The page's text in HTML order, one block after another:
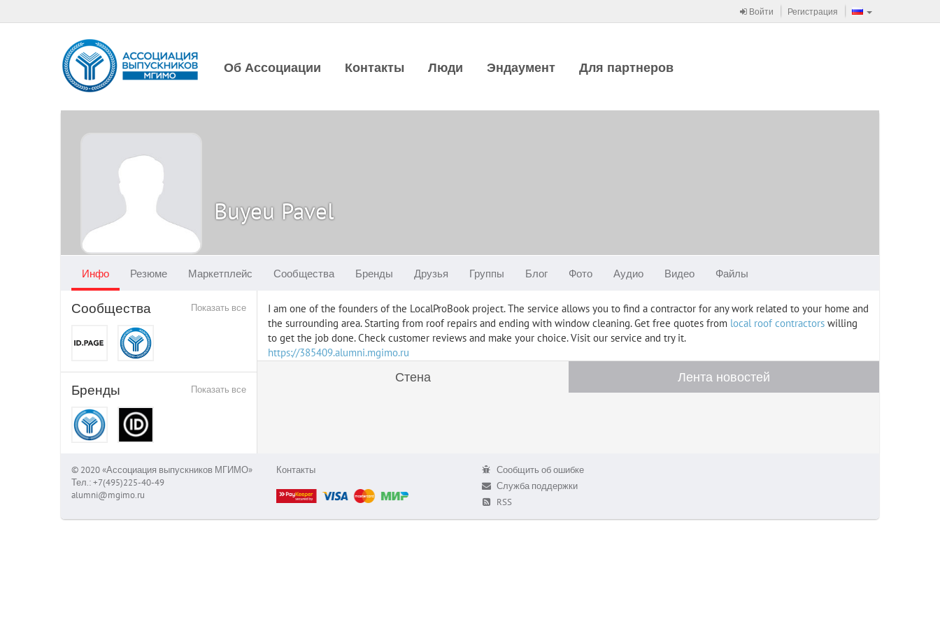
Войти Регистрация
Об Ассоциации Контакты Люди Эндаумент Для партнеров
Buyeu Pavel
Инфо Резюме Маркетплейс Сообщества Бренды Друзья Группы Блог Фото Аудио Видео Файлы
Показать все
Сообщества
Показать все
Бренды
I am one of the founders of the LocalProBook project. The service allows you to find a contractor for any work related to your home and
the surrounding area. Starting from roof repairs and ending with window cleaning. Get free quotes from local roof contractors willing
to get the job done. Check customer reviews and make your choice. Visit our service and try it.
https://385409.alumni.mgimo.ru
Стена Лента новостей
© 2020 «Ассоциация выпускников МГИМО»
Тел.: +7(495)225-40-49
alumni@mgimo.ru
Контакты
Сообщить об ошибке
Служба поддержки
RSS